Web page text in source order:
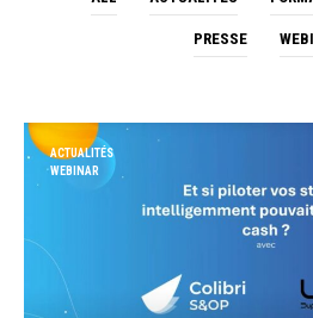
PRESSE
ACTUALITÉS
WEBINAR